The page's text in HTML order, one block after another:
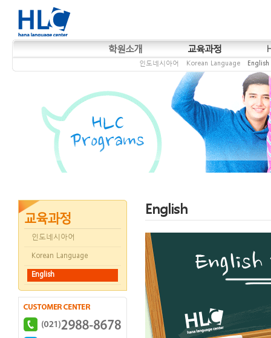
학원소개 교육과정
인도네시아어 Korean Language English
인도네시아어
Korean Language
English
English